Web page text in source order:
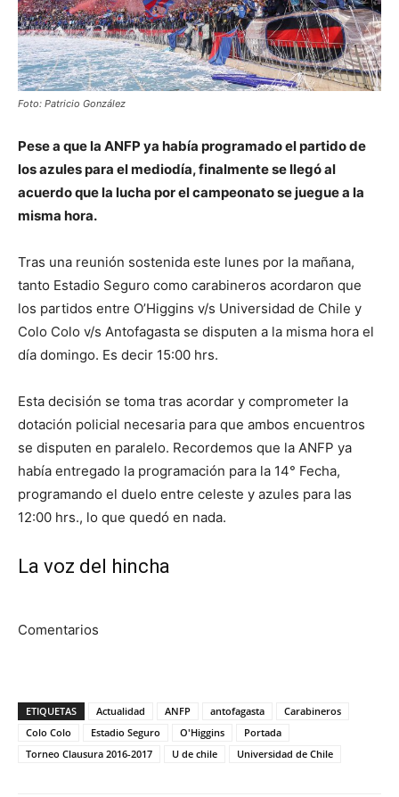
Foto: Patricio González
Pese a que la ANFP ya había programado el partido de
los azules para el mediodía, finalmente se llegó al
acuerdo que la lucha por el campeonato se juegue a la
misma hora.
Tras una reunión sostenida este lunes por la mañana,
tanto Estadio Seguro como carabineros acordaron que
los partidos entre O’Higgins v/s Universidad de Chile y
Colo Colo v/s Antofagasta se disputen a la misma hora el
día domingo. Es decir 15:00 hrs.
Esta decisión se toma tras acordar y comprometer la
dotación policial necesaria para que ambos encuentros
se disputen en paralelo. Recordemos que la ANFP ya
había entregado la programación para la 14° Fecha,
programando el duelo entre celeste y azules para las
12:00 hrs., lo que quedó en nada.
La voz del hincha
Comentarios
ETIQUETAS Actualidad ANFP antofagasta
Carabineros
Colo Colo
Estadio Seguro O'Higgins
Portada
Torneo Clausura 2016-2017
U de chile Universidad de Chile